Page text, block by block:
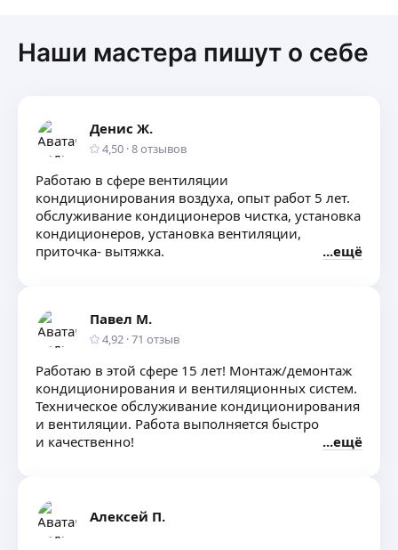
Наши мастера пишут о себе
Денис Ж.
4,50 ·8отзывов
Работаю в сфере вентиляции
кондиционирования воздуха, опыт работ 5 лет.
обслуживание кондиционеров чистка, установка
кондиционеров, установка вентиляции,
приточка- вытяжка.
ещё
Павел М.
4,92 ·71 отзыв
Работаю в этой сфере 15 лет! Монтаж/демонтаж
кондиционирования и вентиляционных систем.
Техническое обслуживание кондиционирования
и вентиляции. Работа выполняется быстро
и качественно!
ещё
Алексей П.